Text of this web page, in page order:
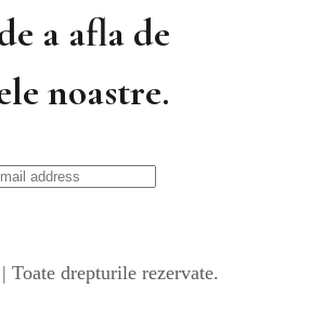
a afla de
noastre.
drepturile rezervate.